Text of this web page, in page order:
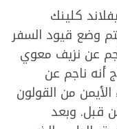
كلينك
2019 قبل أن يتم وضع قيود السفر
عن نزيف معوي
أنه ناجم عن
من القولون
قبل. وبعد